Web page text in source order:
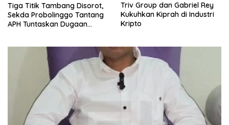
Tiga Titik Tambang Disorot,
Sekda Probolinggo Tantang
APH Tuntaskan Dugaan
Triv Group dan Gabriel Rey
Kukuhkan Kiprah di Industri
Kripto